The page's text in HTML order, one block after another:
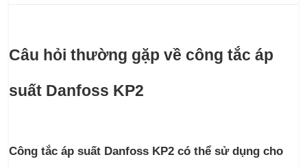
Câu hỏi thường gặp về công tắc áp
suất Danfoss KP2
Công tắc áp suất Danfoss KP2 có thể sử dụng cho